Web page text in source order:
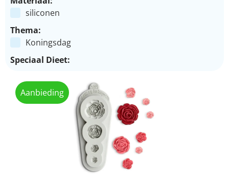
siliconen
Thema:
Koningsdag
Speciaal Dieet:
Aanbieding